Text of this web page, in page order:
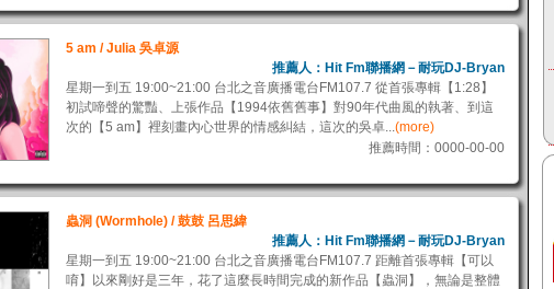
5 am / Julia 吳卓源
推薦人：Hit Fm聯播網－耐玩DJ-Bryan
星期一到五 19:00~21:00 台北之音廣播電台FM107.7 從首張專輯【1:28】
初試啼聲的驚豔、上張作品【1994依舊舊事】對90年代曲風的執著、到這
次的【5 am】裡刻畫內心世界的情感糾結，這次的吳卓...(more)
推薦時間：0000-00-00
蟲洞 (Wormhole) / 鼓鼓 呂思緯
推薦人：Hit Fm聯播網－耐玩DJ-Bryan
星期一到五 19:00~21:00 台北之音廣播電台FM107.7 距離首張專輯【可以
唷】以來剛好是三年，花了這麼長時間完成的新作品【蟲洞】，無論是整體